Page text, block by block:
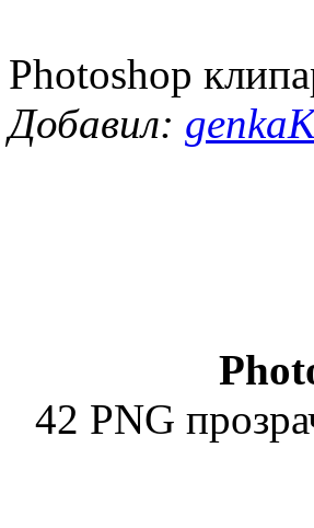
Photoshop
Добавил:
42 PNG